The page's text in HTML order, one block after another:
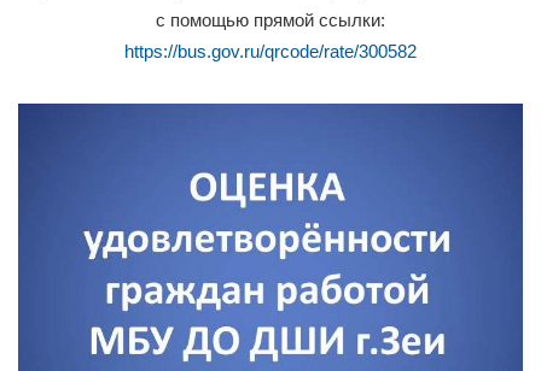
с помощью прямой ссылки:
https://bus.gov.ru/qrcode/rate/300582